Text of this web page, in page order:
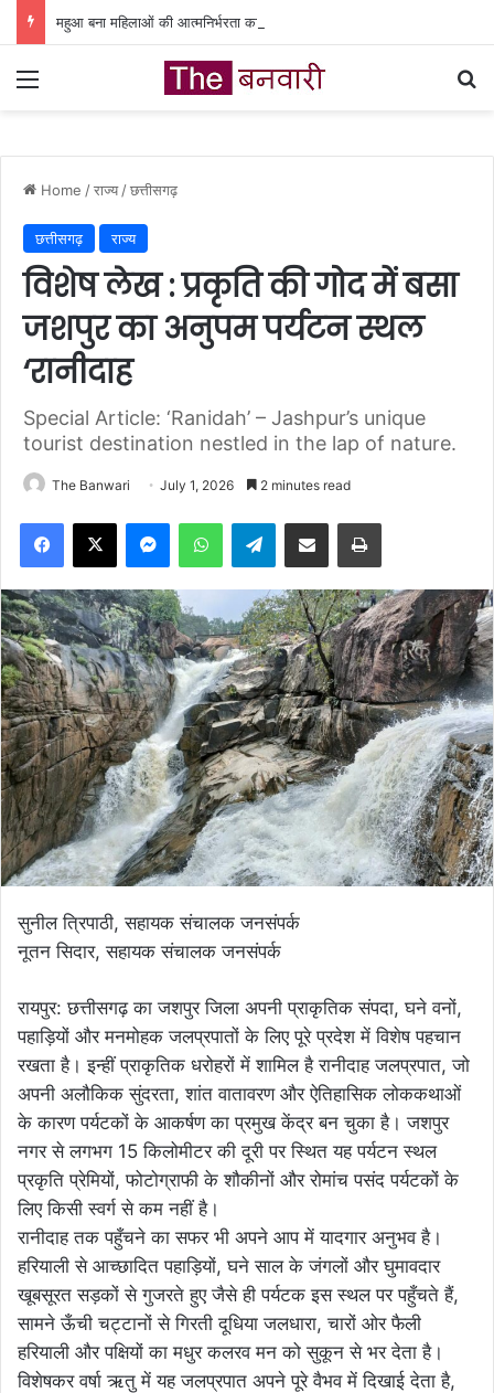
Menu
Home /राज्य /छत्तीसगढ़
छत्तीसगढ़ राज्य
विशेष लेख : प्रकृति की गोद में बसा
जशपुर का अनुपम पर्यटन स्थल
‘रानीदाह
Special Article: ‘Ranidah’ – Jashpur’s unique
tourist destination nestled in the lap of nature.
The Banwari July 1, 2026 2 minutes read
Facebook
X MessengerWhatsAppTelegramShare via Email Print
सुनील त्रिपाठी, सहायक संचालक जनसंपर्क
नूतन सिदार, सहायक संचालक जनसंपर्क
रायपुर: छत्तीसगढ़ का जशपुर जिला अपनी प्राकृतिक संपदा, घने वनों,
पहाड़ियों और मनमोहक जलप्रपातों के लिए पूरे प्रदेश में विशेष पहचान
रखता है। इन्हीं प्राकृतिक धरोहरों में शामिल है रानीदाह जलप्रपात, जो
अपनी अलौकिक सुंदरता, शांत वातावरण और ऐतिहासिक लोककथाओं
के कारण पर्यटकों के आकर्षण का प्रमुख केंद्र बन चुका है। जशपुर
नगर से लगभग 15 किलोमीटर की दूरी पर स्थित यह पर्यटन स्थल
प्रकृति प्रेमियों, फोटोग्राफी के शौकीनों और रोमांच पसंद पर्यटकों के
लिए किसी स्वर्ग से कम नहीं है।
रानीदाह तक पहुँचने का सफर भी अपने आप में यादगार अनुभव है।
हरियाली से आच्छादित पहाड़ियों, घने साल के जंगलों और घुमावदार
खूबसूरत सड़कों से गुजरते हुए जैसे ही पर्यटक इस स्थल पर पहुँचते हैं,
सामने ऊँची चट्टानों से गिरती दूधिया जलधारा, चारों ओर फैली
हरियाली और पक्षियों का मधुर कलरव मन को सुकून से भर देता है।
विशेषकर वर्षा ऋतु में यह जलप्रपात अपने पूरे वैभव में दिखाई देता है,